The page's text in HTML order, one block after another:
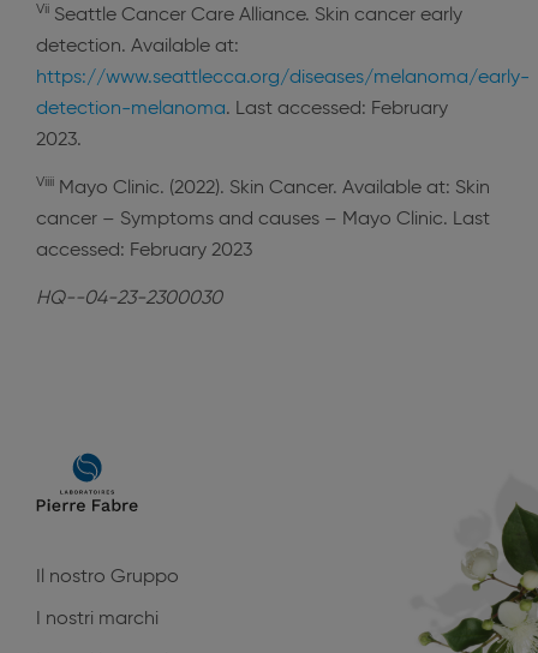
Vii Seattle Cancer Care Alliance. Skin cancer early
detection. Available at:
https://www.seattlecca.org/diseases/melanoma/early-
detection-melanoma. Last accessed: February
2023.
Viiii Mayo Clinic. (2022). Skin Cancer. Available at: Skin
cancer – Symptoms and causes – Mayo Clinic. Last
accessed: February 2023
HQ--04-23-2300030
Main
navigation
Il nostro Gruppo
I nostri marchi